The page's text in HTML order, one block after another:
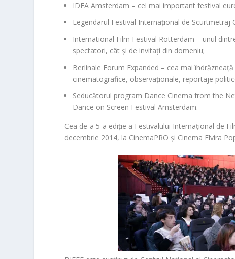
IDFA Amsterdam – cel mai important festival
Legendarul Festival Internațional de Scurtmetraj
International Film Festival Rotterdam – unul
spectatori, cât și de invitați din domeniu;
Berlinale Forum Expanded – cea mai
cinematografice, observaționale, reportaje
Seducătorul program Dance Cinema from the
Dance on Screen Festival Amsterdam.
Cea de-a 5-a ediție a Festivalului Internațional de
decembrie 2014, la CinemaPRO și Cinema Elvira